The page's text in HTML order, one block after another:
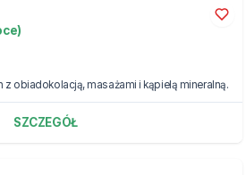
z obiadokolacją, masażami i kąpielą mineralną.
SZCZEGÓŁ